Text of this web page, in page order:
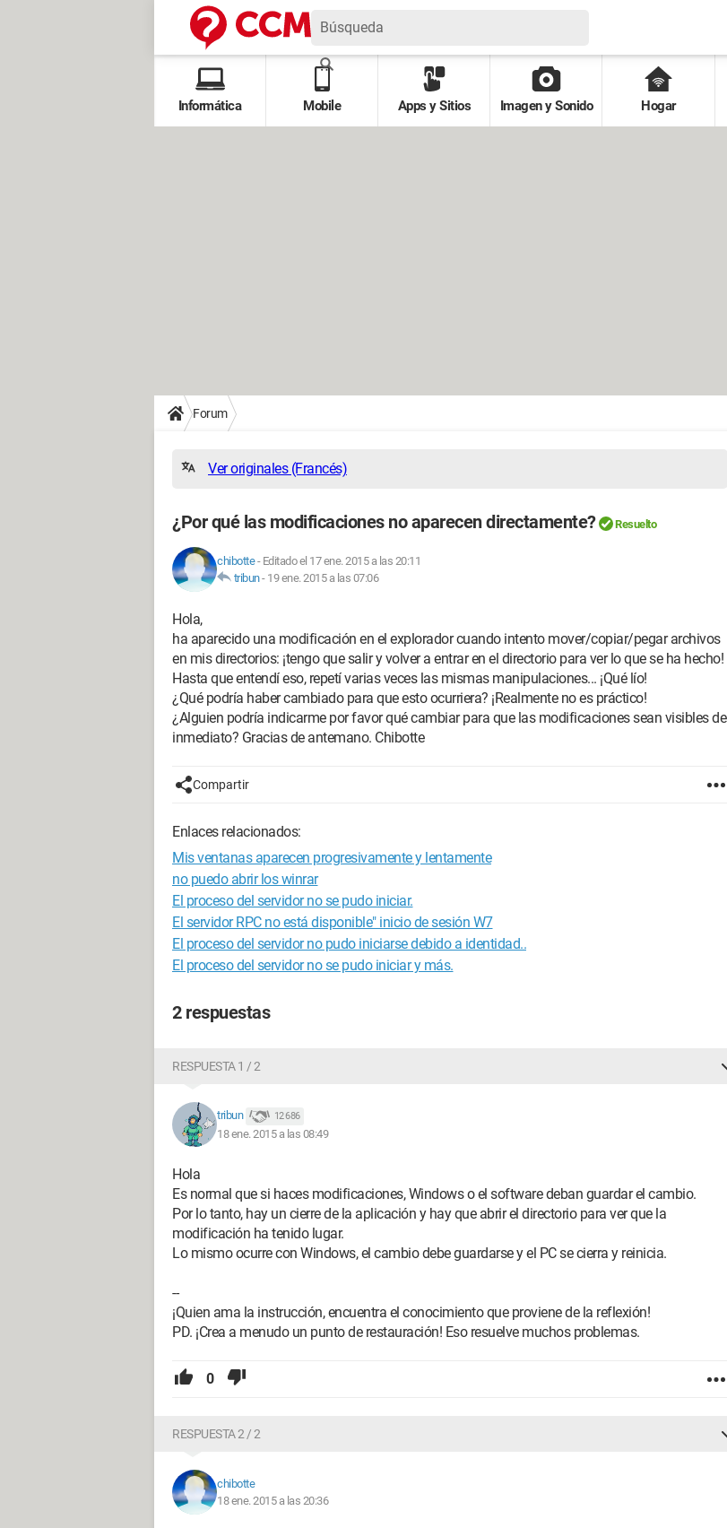
Informática Mobile Apps y Sitios Imagen y Sonido Hogar
Forum
Ver originales (Francés)
¿Por qué las modificaciones no aparecen directamente? Resuelto
chibotte- Editado el 17 ene. 2015 a las 20:11
tribun- 19 ene. 2015 a las 07:06
Hola,
ha aparecido una modificación en el explorador cuando intento mover/copiar/pegar archivos
en mis directorios: ¡tengo que salir y volver a entrar en el directorio para ver lo que se ha hecho!
Hasta que entendí eso, repetí varias veces las mismas manipulaciones... ¡Qué lío!
¿Qué podría haber cambiado para que esto ocurriera? ¡Realmente no es práctico!
¿Alguien podría indicarme por favor qué cambiar para que las modificaciones sean visibles de
inmediato? Gracias de antemano. Chibotte
Compartir
Enlaces relacionados:
Mis ventanas aparecen progresivamente y lentamente
no puedo abrir los winrar
El proceso del servidor no se pudo iniciar.
El servidor RPC no está disponible" inicio de sesión W7
El proceso del servidor no pudo iniciarse debido a identidad..
El proceso del servidor no se pudo iniciar y más.
2 respuestas
RESPUESTA 1 / 2
tribun 12 686
18 ene. 2015 a las 08:49
Hola
Es normal que si haces modificaciones, Windows o el software deban guardar el cambio.
Por lo tanto, hay un cierre de la aplicación y hay que abrir el directorio para ver que la
modificación ha tenido lugar.
Lo mismo ocurre con Windows, el cambio debe guardarse y el PC se cierra y reinicia.
--
¡Quien ama la instrucción, encuentra el conocimiento que proviene de la reflexión!
PD. ¡Crea a menudo un punto de restauración! Eso resuelve muchos problemas.
0
RESPUESTA 2 / 2
chibotte
18 ene. 2015 a las 20:36